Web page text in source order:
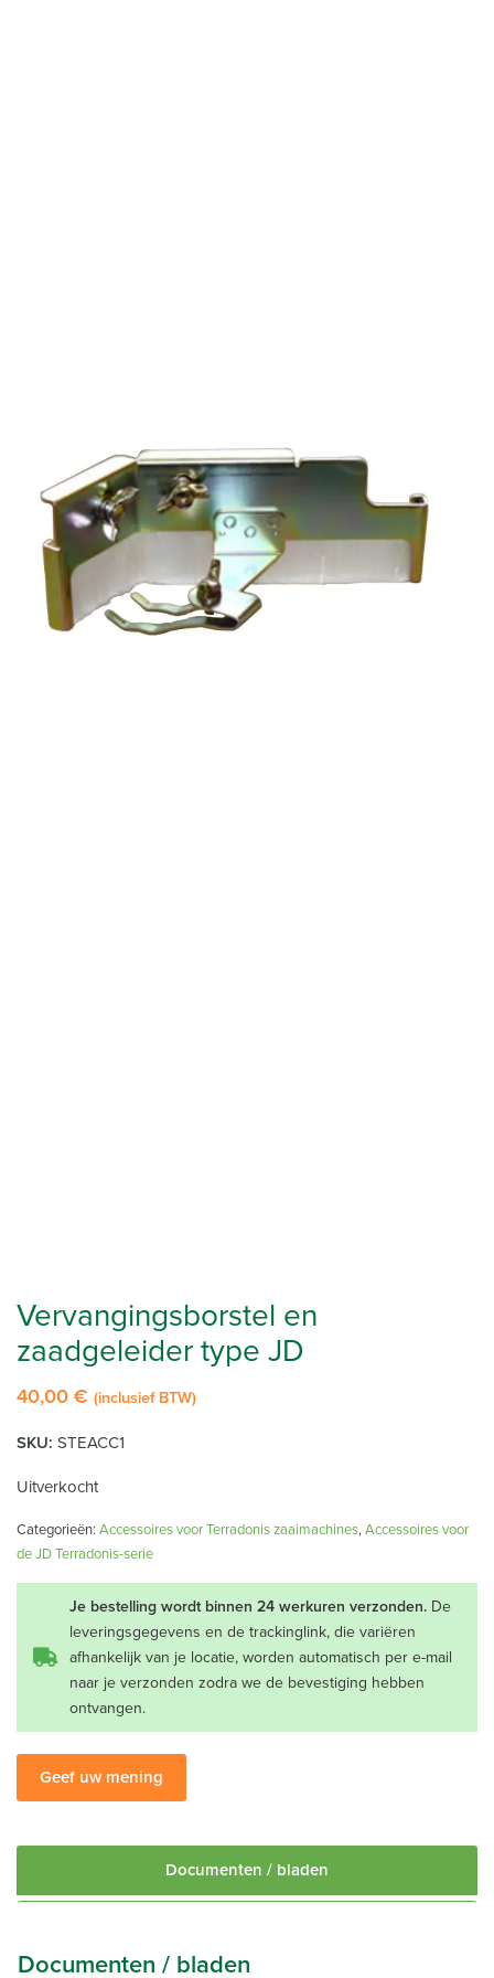
Vervangingsborstel en
zaadgeleider type JD
40,00 € (inclusief BTW)
SKU: STEACC1
Uitverkocht
Categorieën: Accessoires voor Terradonis zaaimachines,Accessoires voor
de JD Terradonis-serie
Je bestelling wordt binnen 24 werkuren verzonden. De
leveringsgegevens en de trackinglink, die variëren
afhankelijk van je locatie, worden automatisch per e-mail
naar je verzonden zodra we de bevestiging hebben
ontvangen.
Geef uw mening
Documenten / bladen
Documenten / bladen